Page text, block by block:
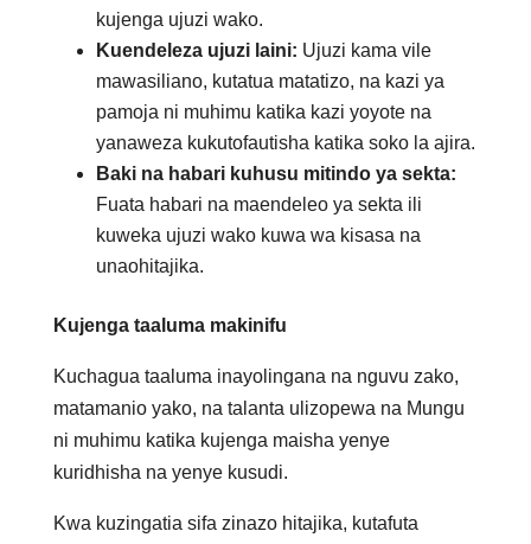
kujenga ujuzi wako.
Kuendeleza ujuzi laini: Ujuzi kama vile
mawasiliano, kutatua matatizo, na kazi ya
pamoja ni muhimu katika kazi yoyote na
yanaweza kukutofautisha katika soko la ajira.
Baki na habari kuhusu mitindo ya sekta:
Fuata habari na maendeleo ya sekta ili
kuweka ujuzi wako kuwa wa kisasa na
unaohitajika.
Kujenga taaluma makinifu
Kuchagua taaluma inayolingana na nguvu zako,
matamanio yako, na talanta ulizopewa na Mungu
ni muhimu katika kujenga maisha yenye
kuridhisha na yenye kusudi.
Kwa kuzingatia sifa zinazo hitajika, kutafuta